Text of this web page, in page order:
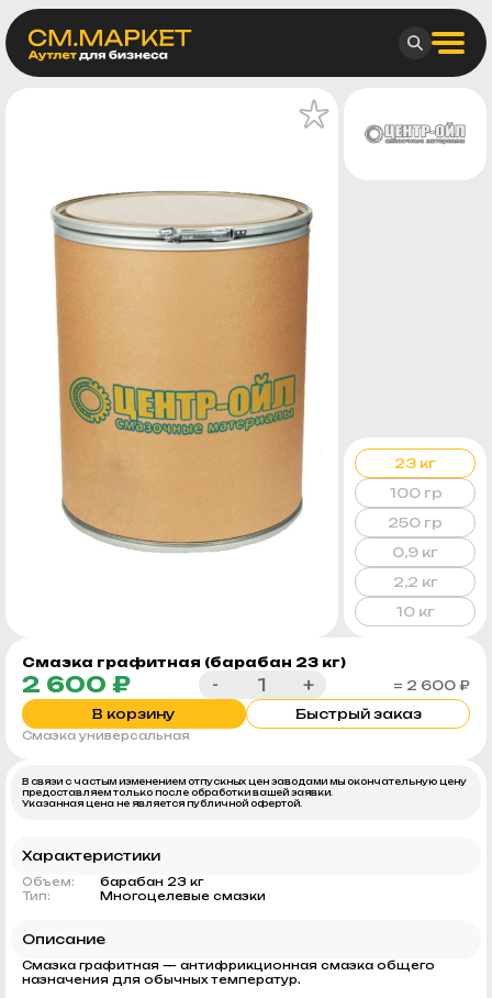
Смазка графитная (барабан 23 кг)
2 600 ₽ - +
= 2 600 ₽
В корзину
Быстрый заказ
Смазка универсальная
23 кг
100 гр
250 гр
0,9 кг
2,2 кг
10 кг
В связи с частым изменением отпускных цен заводами мы окончательную цену
предоставляем только после обработки вашей заявки.
Указанная цена не является публичной офертой.
Характеристики
Объем:
барабан 23 кг
Тип:
Многоцелевые смазки
Описание
Смазка графитная — антифрикционная смазка общего
назначения для обычных температур.